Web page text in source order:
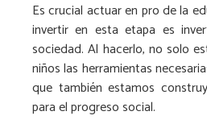
Es crucial actuar en pro de la
invertir en esta etapa es
sociedad. Al hacerlo, no solo
niños las herramientas
que también estamos
para el progreso social.